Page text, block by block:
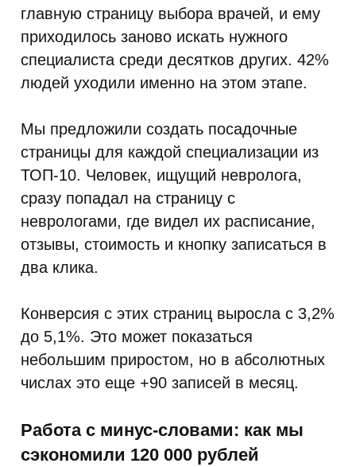
главную страницу выбора врачей, и ему
приходилось заново искать нужного
специалиста среди десятков других. 42%
людей уходили именно на этом этапе.
Мы предложили создать посадочные
страницы для каждой специализации из
ТОП-10. Человек, ищущий невролога,
сразу попадал на страницу с
неврологами, где видел их расписание,
отзывы, стоимость и кнопку записаться в
два клика.
Конверсия с этих страниц выросла с 3,2%
до 5,1%. Это может показаться
небольшим приростом, но в абсолютных
числах это еще +90 записей в месяц.
Работа с минус-словами: как мы
сэкономили 120 000 рублей